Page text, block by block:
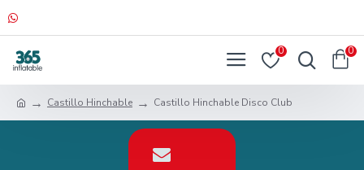
0 0
Castillo Hinchable Castillo Hinchable Disco Club